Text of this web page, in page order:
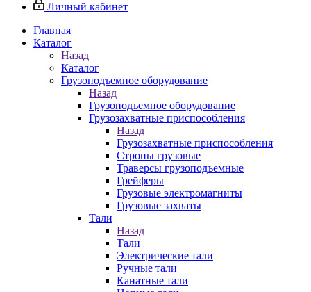
Личный кабинет
Главная
Каталог
Назад
Каталог
Грузоподъемное оборудование
Назад
Грузоподъемное оборудование
Грузозахватные приспособления
Назад
Грузозахватные приспособления
Стропы грузовые
Траверсы грузоподъемные
Грейферы
Грузовые электромагниты
Грузовые захваты
Тали
Назад
Тали
Электрические тали
Ручные тали
Канатные тали